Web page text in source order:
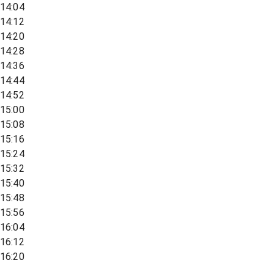
14:04
14:12
14:20
14:28
14:36
14:44
14:52
15:00
15:08
15:16
15:24
15:32
15:40
15:48
15:56
16:04
16:12
16:20